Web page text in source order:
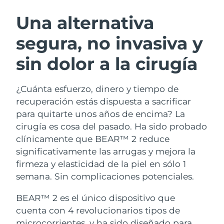
Una alternativa
segura, no invasiva y
sin dolor a la cirugía
¿Cuánta esfuerzo, dinero y tiempo de
recuperación estás dispuesta a sacrificar
para quitarte unos años de encima? La
cirugía es cosa del pasado. Ha sido probado
clínicamente que BEAR™ 2 reduce
significativamente las arrugas y mejora la
firmeza y elasticidad de la piel en sólo 1
semana. Sin complicaciones potenciales.
BEAR™ 2 es el único dispositivo que
cuenta con 4 revolucionarios tipos de
Limpieza facial
Anti-aging massage
LUNA™ 4 Plus
Massage, LED heating
LUNA™ 4 Men
Lifting facial
Microcurrent toning
BEAR™ 2 go
Microcurrent toning on-the-go
BEAR™ 2 eyes & lips
Hidratación
UFO™ 3 pack
Deep facial hydration
UFO™ 3 LED
Near-infrared and red light therapy
device
Cuidado bucal
issa™ 4
Hybrid silicone sonic toothbrush
Smart hybrid silicone sonic toothbrush
TRATAMIENTO ANTIEDAD FAQ™
Antiedad Tratamientos LED
NEW
Austria Entrega prevista
Baréin Entrega prevista09/08/2026
Bélgica Entrega prevista08/08/2026
Bermudas Entrega prevista14/08/2026
Bosnia y Herzegovina Entrega prevista 11/08/2026
Brunéi Entrega prevista13/08/2026
Bulgaria Entrega prevista08/08/2026
Canadá Entrega prevista12/08/2026
Chile Entrega prevista 12/08/2026